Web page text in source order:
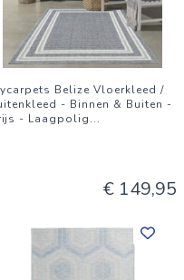
Belize Vloerkleed /
- Binnen & Buiten -
- Laagpolig...
€ 149,95